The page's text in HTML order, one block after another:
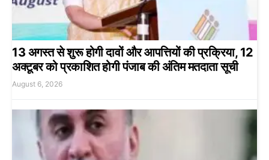
13 अगस्त से शुरू होगी दावों और आपत्तियों की प्रक्रिया, 12
अक्टूबर को प्रकाशित होगी पंजाब की अंतिम मतदाता सूची
August 6, 2026